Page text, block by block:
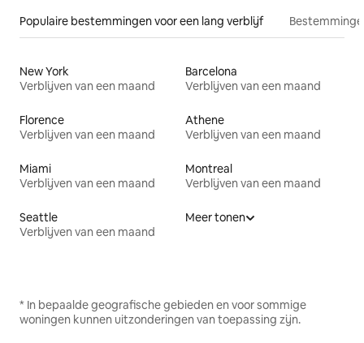
Populaire bestemmingen voor een lang verblijf
New York
Verblijven van een maand
Barcelona
Verblijven van een maand
Florence
Verblijven van een maand
Athene
Verblijven van een maand
Miami
Verblijven van een maand
Montreal
Verblijven van een maand
Seattle
Verblijven van een maand
Meer tonen
* In bepaalde geografische gebieden en voor sommige
woningen kunnen uitzonderingen van toepassing zijn.